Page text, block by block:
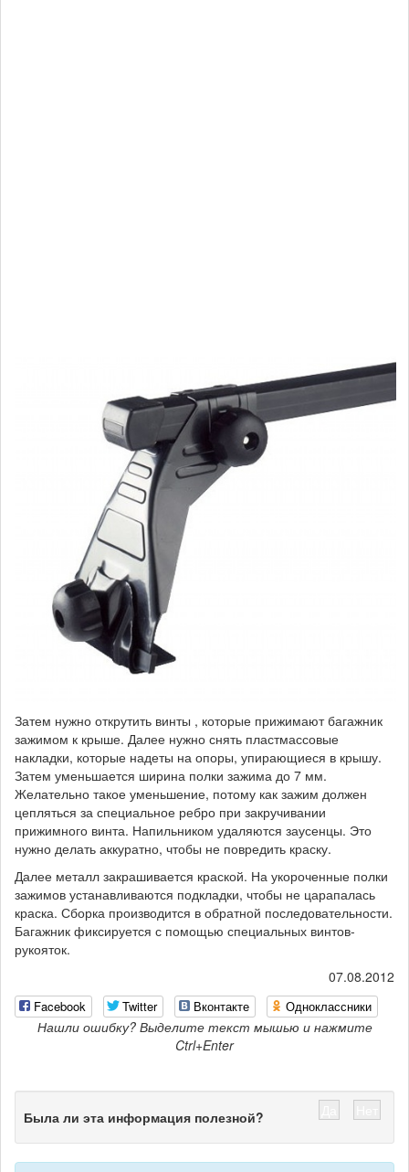
Затем нужно открутить винты , которые прижимают багажник
зажимом к крыше. Далее нужно снять пластмассовые
накладки, которые надеты на опоры, упирающиеся в крышу.
Затем уменьшается ширина полки зажима до 7 мм.
Желательно такое уменьшение, потому как зажим должен
цепляться за специальное ребро при закручивании
прижимного винта. Напильником удаляются заусенцы. Это
нужно делать аккуратно, чтобы не повредить краску.
Далее металл закрашивается краской. На укороченные полки
зажимов устанавливаются подкладки, чтобы не царапалась
краска. Сборка производится в обратной последовательности.
Багажник фиксируется с помощью специальных винтов-
рукояток.
07.08.2012
Facebook Twitter Вконтакте Одноклассники
Нашли ошибку? Выделите текст мышью и нажмите
Ctrl+Enter
Была ли эта информация полезной?